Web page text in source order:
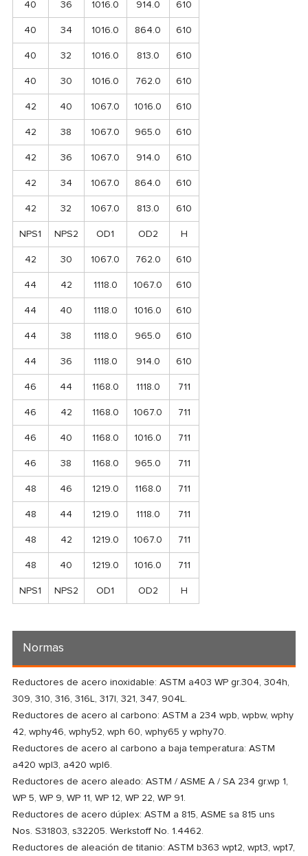
40 36 1016.0 914.0 610
40 34 1016.0 864.0 610
40 32 1016.0 813.0 610
40 30 1016.0 762.0 610
42 40 1067.0 1016.0 610
42 38 1067.0 965.0 610
42 36 1067.0 914.0 610
42 34 1067.0 864.0 610
42 32 1067.0 813.0 610
NPS1 NPS2 OD1 OD2 H
42 30 1067.0 762.0 610
44 42 1118.0 1067.0 610
44 40 1118.0 1016.0 610
44 38 1118.0 965.0 610
44 36 1118.0 914.0 610
46 44 1168.0 1118.0 711
46 42 1168.0 1067.0 711
46 40 1168.0 1016.0 711
46 38 1168.0 965.0 711
48 46 1219.0 1168.0 711
48 44 1219.0 1118.0 711
48 42 1219.0 1067.0 711
48 40 1219.0 1016.0 711
NPS1 NPS2 OD1 OD2 H
Normas
Reductores de acero inoxidable: ASTM a403 WP gr.304, 304h,
309, 310, 316, 316L, 317l, 321, 347, 904L.
Reductores de acero al carbono: ASTM a 234 wpb, wpbw, wphy
42, wphy46, wphy52, wph 60, wphy65 y wphy70.
Reductores de acero al carbono a baja temperatura: ASTM
a420 wpl3, a420 wpl6.
Reductores de acero aleado: ASTM / ASME A / SA 234 gr.wp 1,
WP 5, WP 9, WP 11, WP 12, WP 22, WP 91.
Reductores de acero dúplex: ASTM a 815, ASME sa 815 uns
Nos. S31803, s32205. Werkstoff No. 1.4462.
Reductores de aleación de titanio: ASTM b363 wpt2, wpt3, wpt7,